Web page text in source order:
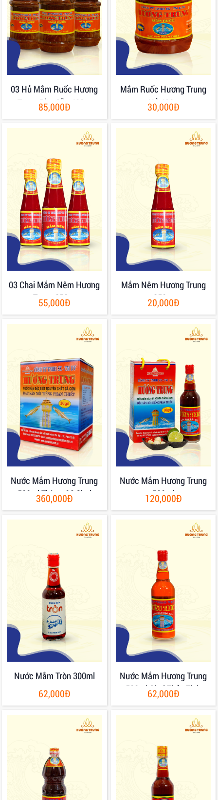
03 Hủ Mắm Ruốc Hương
Trung Pha Sẵn 400gr
85,000Đ
Mắm Ruốc Hương Trung
Hủ 400g
30,000Đ
03 Chai Mắm Nêm Hương
Trung 250gr
55,000Đ
Mắm Nêm Hương Trung
250gr
20,000Đ
Nước Mắm Hương Trung
500ml Thùng 06 Chai
360,000Đ
Nước Mắm Hương Trung
500ml
120,000Đ
Nước Mắm Tròn 300ml
62,000Đ
Nước Mắm Hương Trung
500ml Chai Thủy Tinh
62,000Đ